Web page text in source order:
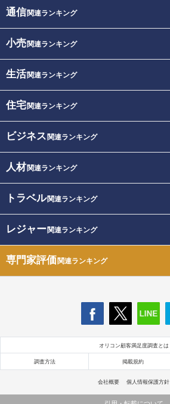
通信関連ランキング
小売関連ランキング
生活関連ランキング
住宅関連ランキング
ビジネス 関連ランキング
人材関連ランキング
トラベル関連ランキング
レジャー関連ランキング
専門家評価関連ランキング
オリコン顧客満足度調査とは
調査方法 掲載規約
会社概要 個人情報保護方針